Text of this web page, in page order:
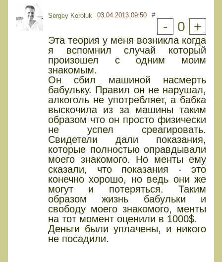
Sergey Koroluk 03.04.2013 09:50 #
- 0 +
Эта теория у меня возникла когда
я вспомнил случай который
произошел с одним моим
знакомым.
Он сбил машиной насмерть
бабульку. Правил он не нарушал,
алкоголь не употребляет, а бабка
выскочила из за машины таким
образом что он просто физически
не успел среагировать.
Свидетели дали показания,
которые полностью оправдывали
моего знакомого. Но менты ему
сказали, что показания - это
конечно хорошо, но ведь они же
могут и потеряться. Таким
образом жизнь бабульки и
свободу моего знакомого, менты
на тот момент оценили в 1000$.
Деньги были уплачены, и никого
не посадили.